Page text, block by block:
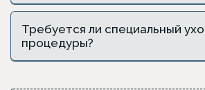
Требуется ли специальный
процедуры?